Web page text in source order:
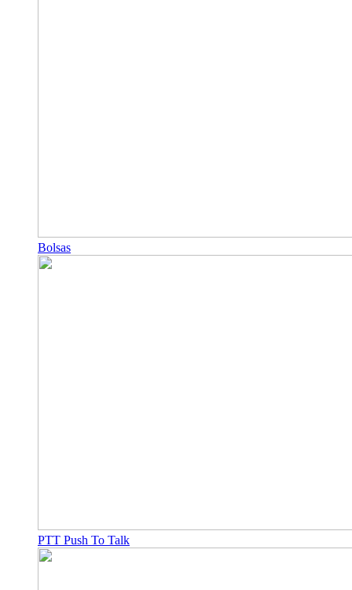
Bolsas
PTT Push To Talk